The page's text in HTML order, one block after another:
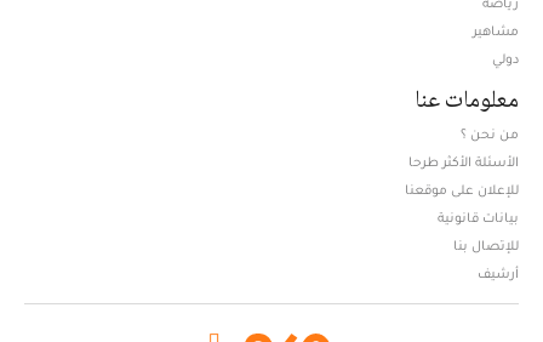
مشاهير
دولي
معلومات عنا
من نحن ؟
الأسئلة الأكثر طرحا
للإعلان على موقعنا
بيانات قانونية
للإتصال بنا
أرشيف